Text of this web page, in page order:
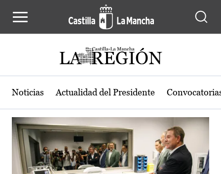
Actualidad de la región de Castilla-
Noticias Actualidad del Presidente